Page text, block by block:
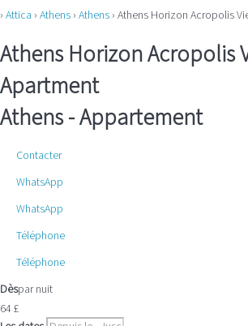
› Attica › Athens › Athens › Athens Horizon Acropolis
Athens Horizon Acropolis
Apartment
Athens -Appartement
Contacter
WhatsApp
WhatsApp
Téléphone
Téléphone
Dèspar nuit
64 £